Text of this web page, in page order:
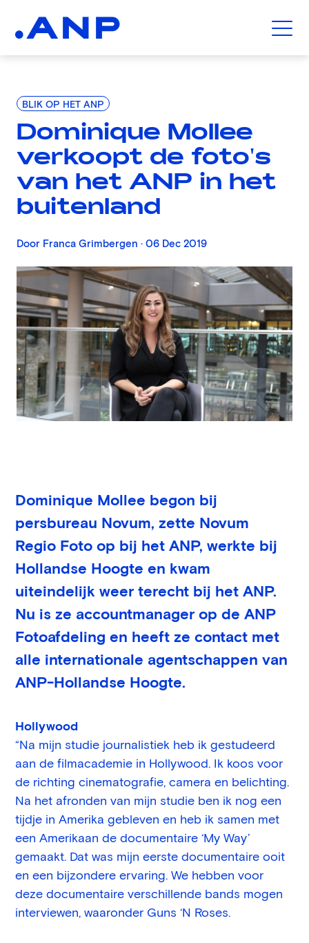
BLIK OP HET ANP
Dominique Mollee
verkoopt de foto's
van het ANP in het
buitenland
Door Franca Grimbergen · 06 Dec 2019
Dominique Mollee begon bij
persbureau Novum, zette Novum
Regio Foto op bij het ANP, werkte bij
Hollandse Hoogte en kwam
uiteindelijk weer terecht bij het ANP.
Nu is ze accountmanager op de ANP
Fotoafdeling en heeft ze contact met
alle internationale agentschappen van
ANP-Hollandse Hoogte.
Hollywood
“Na mijn studie journalistiek heb ik gestudeerd
aan de filmacademie in Hollywood. Ik koos voor
de richting cinematografie, camera en belichting.
Na het afronden van mijn studie ben ik nog een
tijdje in Amerika gebleven en heb ik samen met
een Amerikaan de documentaire ‘My Way’
gemaakt. Dat was mijn eerste documentaire ooit
en een bijzondere ervaring. We hebben voor
deze documentaire verschillende bands mogen
interviewen, waaronder Guns ‘N Roses.